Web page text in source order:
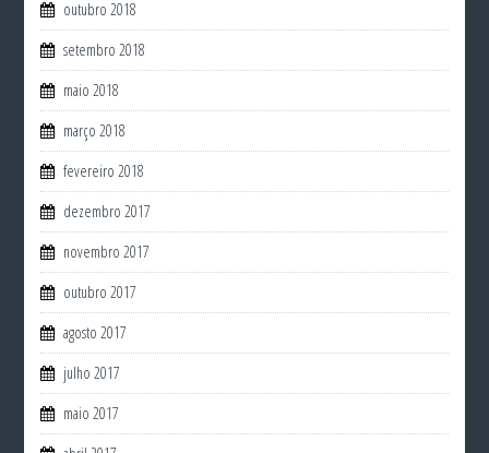
outubro 2018
setembro 2018
maio 2018
março 2018
fevereiro 2018
dezembro 2017
novembro 2017
outubro 2017
agosto 2017
julho 2017
maio 2017